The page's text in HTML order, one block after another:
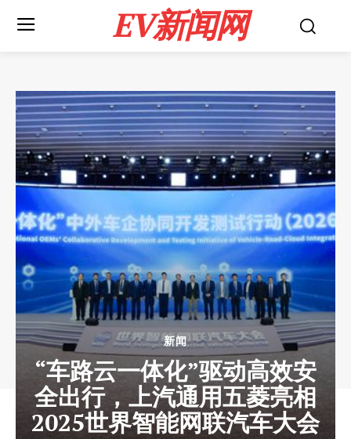
EV新闻网
新闻
“车路云一体化”驱动高效安
全出行，上汽通用五菱亮相
2025世界智能网联汽车大会